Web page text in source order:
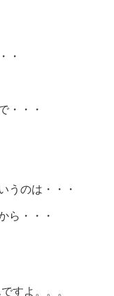
・
・・・
うのは・・・
ら・・・
すよ。。。